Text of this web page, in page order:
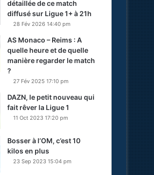
détaillée de ce match
diffusé sur Ligue 1+ à 21h
28 Fév 2026 14:40 pm
AS Monaco – Reims : A
quelle heure et de quelle
manière regarder le match
?
27 Fév 2025 17:10 pm
DAZN, le petit nouveau qui
fait rêver la Ligue 1
11 Oct 2023 17:20 pm
Bosser à l’OM, c’est 10
kilos en plus
23 Sep 2023 15:04 pm